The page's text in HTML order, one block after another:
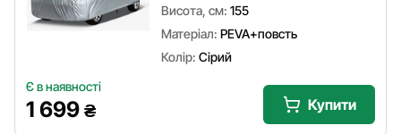
Висота, см: 155
Матеріал: PEVA+повсть
Колір: Сірий
Є в наявності
1 699 ₴ Купити